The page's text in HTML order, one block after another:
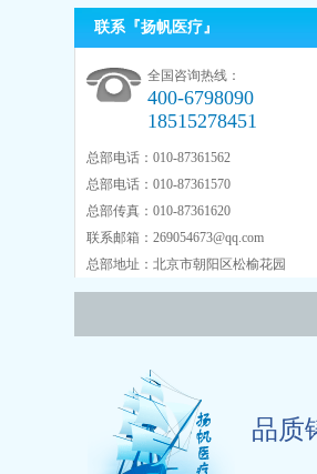
联系『扬帆医疗』
全国咨询热线：
400-6798090
18515278451
总部电话：010-87361562
总部电话：010-87361570
总部传真：010-87361620
联系邮箱：269054673@qq.com
总部地址：北京市朝阳区松榆花园
品质